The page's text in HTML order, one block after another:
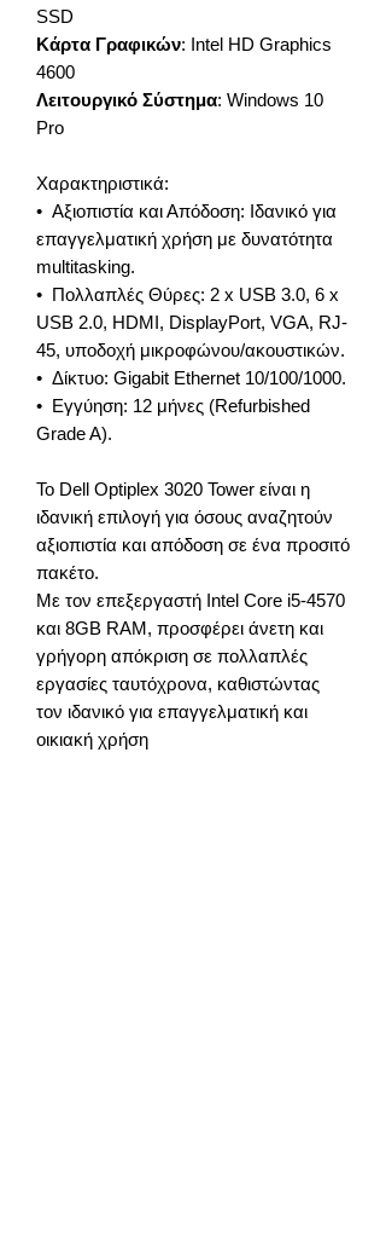
SSD
Κάρτα Γραφικών: Intel HD Graphics
4600
Λειτουργικό Σύστημα: Windows 10
Pro
Χαρακτηριστικά:
• Αξιοπιστία και Απόδοση: Ιδανικό για
επαγγελματική χρήση με δυνατότητα
multitasking.
• Πολλαπλές Θύρες: 2 x USB 3.0, 6 x
USB 2.0, HDMI, DisplayPort, VGA, RJ-
45, υποδοχή μικροφώνου/ακουστικών.
• Δίκτυο: Gigabit Ethernet 10/100/1000.
• Εγγύηση: 12 μήνες (Refurbished
Grade A).
Το Dell Optiplex 3020 Tower είναι η
ιδανική επιλογή για όσους αναζητούν
αξιοπιστία και απόδοση σε ένα προσιτό
πακέτο.
Με τον επεξεργαστή Intel Core i5-4570
και 8GB RAM, προσφέρει άνετη και
γρήγορη απόκριση σε πολλαπλές
εργασίες ταυτόχρονα, καθιστώντας
τον ιδανικό για επαγγελματική και
οικιακή χρήση